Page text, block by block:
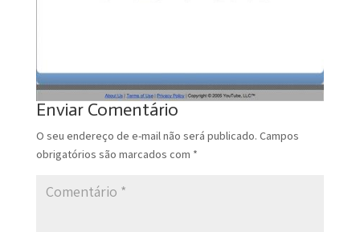
Enviar Comentário
O seu endereço de e-mail não será publicado. Campos
obrigatórios são marcados com *